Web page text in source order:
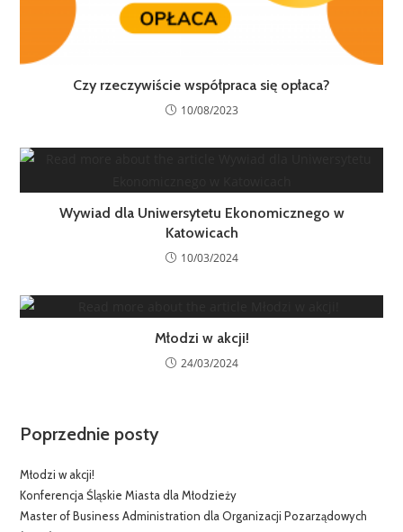
Czy rzeczywiście współpraca się opłaca?
10/08/2023
Wywiad dla Uniwersytetu Ekonomicznego w
Katowicach
10/03/2024
Młodzi w akcji!
24/03/2024
Poprzednie posty
Młodzi w akcji!
Konferencja Śląskie Miasta dla Młodzieży
Master of Business Administration dla Organizacji Pozarządowych